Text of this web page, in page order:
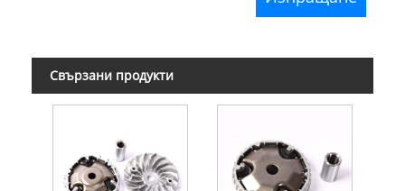
Свързани продукти